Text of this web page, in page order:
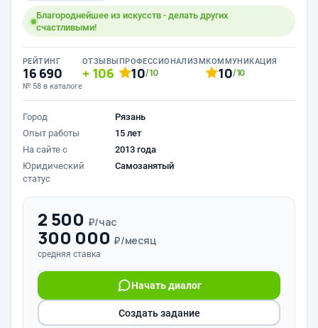
Благороднейшее из искусств - делать других
счастливыми!
РЕЙТИНГ
16 690
№ 58 в каталоге
ОТЗЫВЫ
106
ПРОФЕССИОНАЛИЗМ
10/10
КОММУНИКАЦИЯ
10/10
Город
Рязань
Опыт работы
15 лет
На сайте с
2013 года
Юридический
статус
Самозанятый
2 500 ₽/час
300 000 ₽/месяц
средняя ставка
Начать диалог
Создать задание